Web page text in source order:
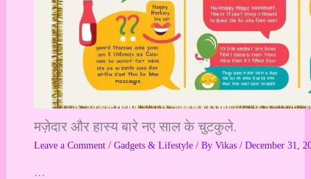
मज़ेदार और हास्य बारे नए साल के चुटकुले.
Leave a Comment / Gadgets & Lifestyle/ By Vikas / December 31,
…